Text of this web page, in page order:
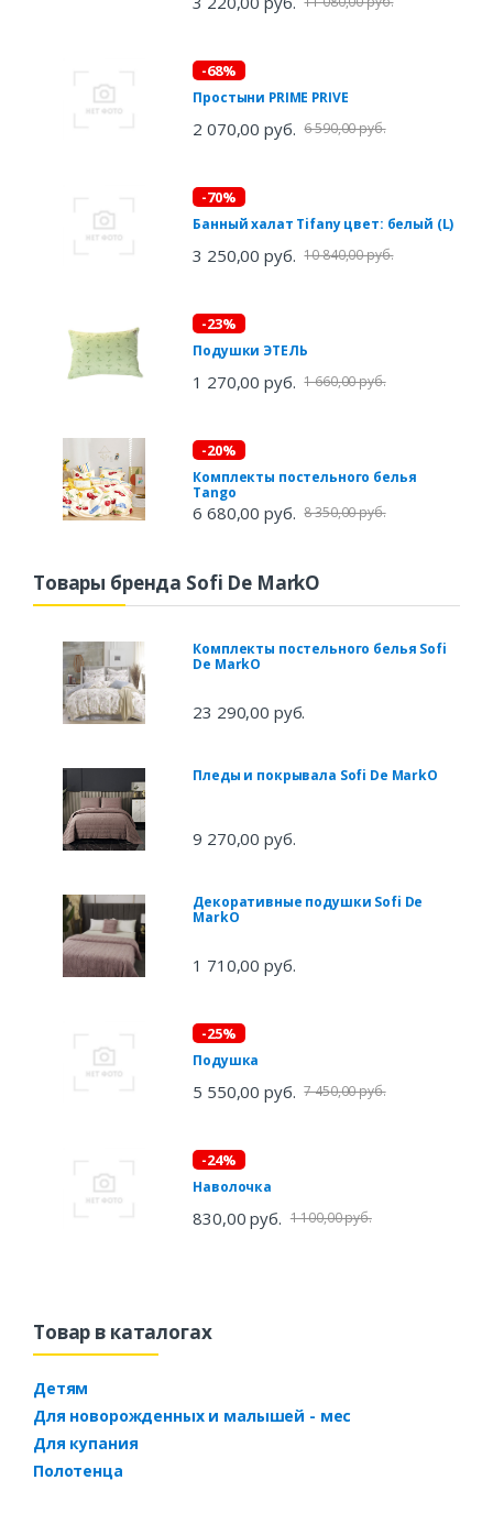
-68%
Простыни PRIME PRIVE
2 070,00 руб. 6 590,00 руб.
-70%
Банный халат Tifany цвет: белый (L)
3 250,00 руб. 10 840,00 руб.
-23%
Подушки ЭТЕЛЬ
1 270,00 руб. 1 660,00 руб.
-20%
Комплекты постельного белья
Tango
6 680,00 руб. 8 350,00 руб.
Товары бренда Sofi De MarkO
Комплекты постельного белья Sofi
De MarkO
23 290,00 руб.
Пледы и покрывала Sofi De MarkO
9 270,00 руб.
Декоративные подушки Sofi De
MarkO
1 710,00 руб.
-25%
Подушка
5 550,00 руб. 7 450,00 руб.
-24%
Наволочка
830,00 руб. 1 100,00 руб.
Товар в каталогах
Детям
Для новорожденных и малышей - мес
Для купания
Полотенца